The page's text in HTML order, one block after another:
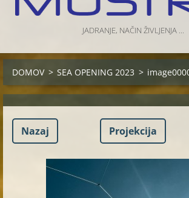
JADRANJE, NAČIN ŽIVLJENJA ...
DOMOV > SEA OPENING 2023 >
Nazaj Projekcija